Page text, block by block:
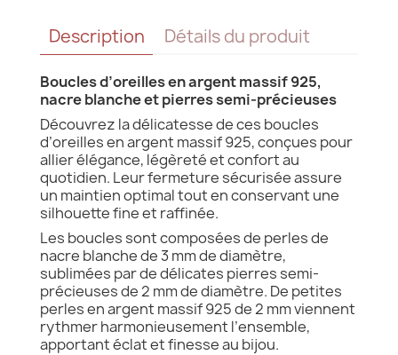
Description Détails du produit
Boucles d’oreilles en argent massif 925,
nacre blanche et pierres semi-précieuses
Découvrez la délicatesse de ces boucles
d’oreilles en argent massif 925, conçues pour
allier élégance, légèreté et confort au
quotidien. Leur fermeture sécurisée assure
un maintien optimal tout en conservant une
silhouette fine et raffinée.
Les boucles sont composées de perles de
nacre blanche de 3 mm de diamètre,
sublimées par de délicates pierres semi-
précieuses de 2 mm de diamètre. De petites
perles en argent massif 925 de 2 mm viennent
rythmer harmonieusement l’ensemble,
apportant éclat et finesse au bijou.